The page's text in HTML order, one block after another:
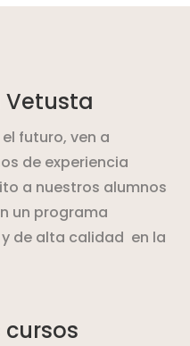
futuro, ven a
de experiencia
a nuestros alumnos
un programa
de alta calidad en la
cursos